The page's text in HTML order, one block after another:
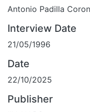
Antonio Padilla
Interview Date
21/05/1996
Date
22/10/2025
Publisher